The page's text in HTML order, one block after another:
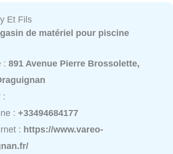
Et Fils
de matériel pour piscine
:891 Avenue Pierre Brossolette,
:
:+33494684177
: https://www.vareo-